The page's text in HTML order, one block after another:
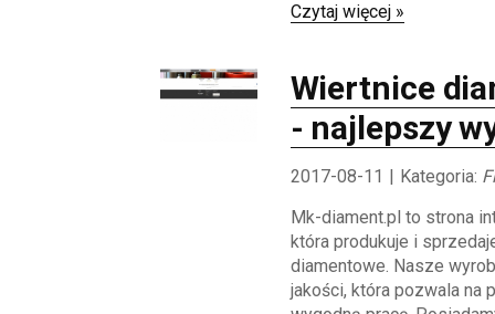
Czytaj więcej »
Wiertnice
- najlepszy
2017-08-11 | Kategoria:
Mk-diament.pl to strona
która produkuje i
diamentowe. Nasze
jakości, która pozwala na